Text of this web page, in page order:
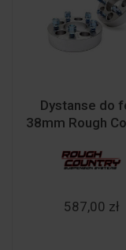
Dystanse do
38mm Rough
587,00 zł